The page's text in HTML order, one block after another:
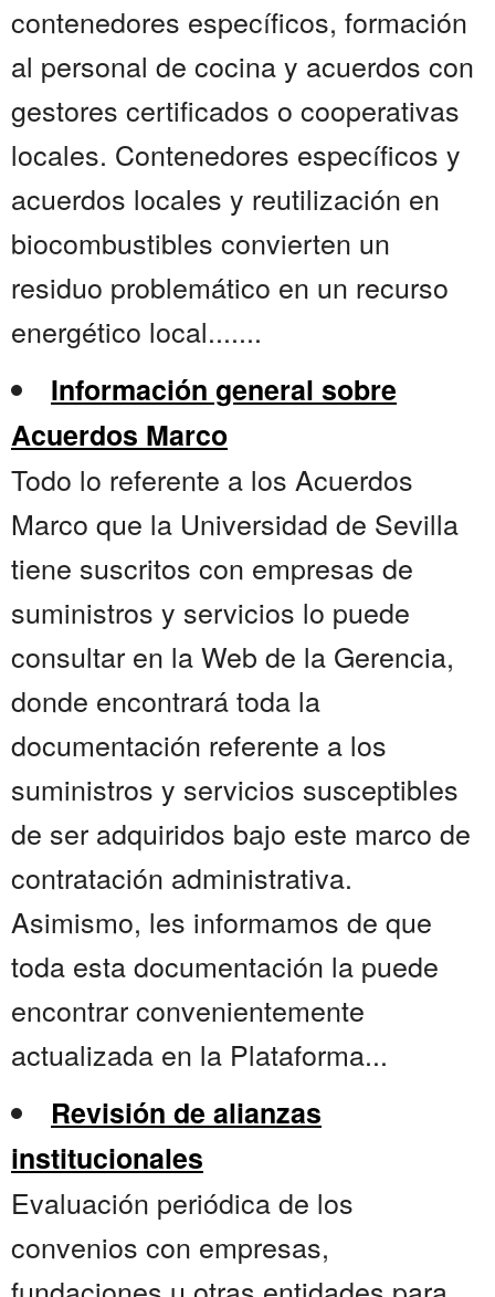
contenedores específicos, formación
al personal de cocina y acuerdos con
gestores certificados o cooperativas
locales. Contenedores específicos y
acuerdos locales y reutilización en
biocombustibles convierten un
residuo problemático en un recurso
energético local.......
Información general sobre
Acuerdos Marco
Todo lo referente a los Acuerdos
Marco que la Universidad de Sevilla
tiene suscritos con empresas de
suministros y servicios lo puede
consultar en la Web de la Gerencia,
donde encontrará toda la
documentación referente a los
suministros y servicios susceptibles
de ser adquiridos bajo este marco de
contratación administrativa.
Asimismo, les informamos de que
toda esta documentación la puede
encontrar convenientemente
actualizada en la Plataforma...
Revisión de alianzas
institucionales
Evaluación periódica de los
convenios con empresas,